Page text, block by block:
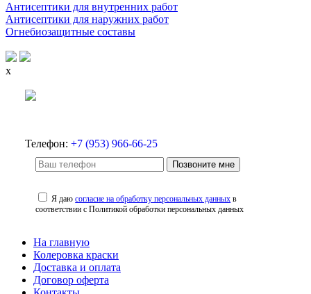
Антисептики для внутренних работ
Антисептики для наружних работ
Огнебиозащитные составы
x
Телефон: +7 (953) 966-66-25
Позвоните мне
Я даюсогласие на обработку персональных данных в
соответствии с Политикой обработки персональных данных
На главную
Колеровка краски
Доставка и оплата
Договор оферта